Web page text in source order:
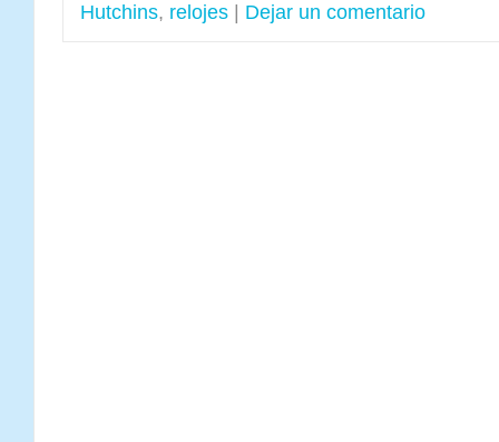
Hutchins, relojes Dejar un comentario